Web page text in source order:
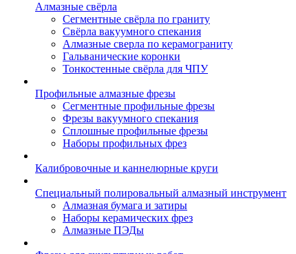
Алмазные свёрла
Сегментные свёрла по граниту
Свёрла вакуумного спекания
Алмазные сверла по керамограниту
Гальванические коронки
Тонкостенные свёрла для ЧПУ
Профильные алмазные фрезы
Сегментные профильные фрезы
Фрезы вакуумного спекания
Сплошные профильные фрезы
Наборы профильных фрез
Калибровочные и каннелюрные круги
Специальный полировальный алмазный инструмент
Алмазная бумага и затиры
Наборы керамических фрез
Алмазные ПЭДы